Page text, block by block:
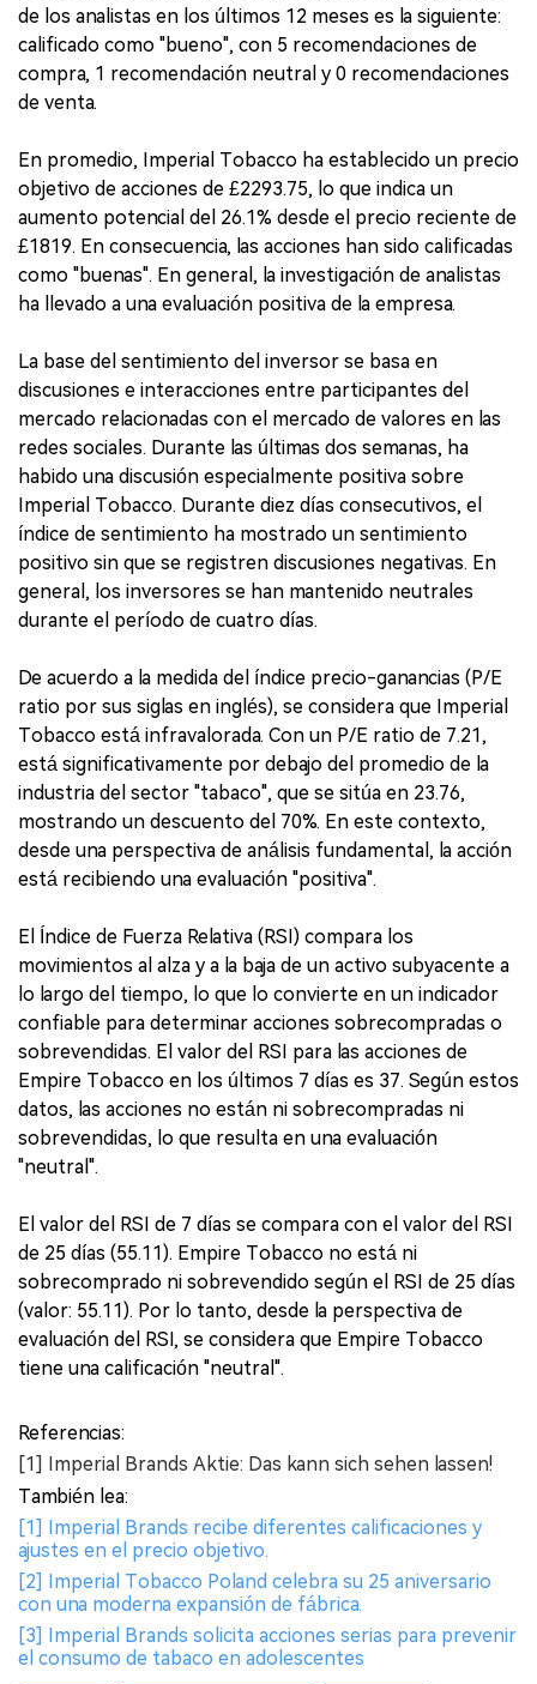
de los analistas en los últimos 12 meses es la siguiente:
calificado como "bueno", con 5 recomendaciones de
compra, 1 recomendación neutral y 0 recomendaciones
de venta.
En promedio, Imperial Tobacco ha establecido un precio
objetivo de acciones de £2293.75, lo que indica un
aumento potencial del 26.1% desde el precio reciente de
£1819. En consecuencia, las acciones han sido calificadas
como "buenas". En general, la investigación de analistas
ha llevado a una evaluación positiva de la empresa.
La base del sentimiento del inversor se basa en
discusiones e interacciones entre participantes del
mercado relacionadas con el mercado de valores en las
redes sociales. Durante las últimas dos semanas, ha
habido una discusión especialmente positiva sobre
Imperial Tobacco. Durante diez días consecutivos, el
índice de sentimiento ha mostrado un sentimiento
positivo sin que se registren discusiones negativas. En
general, los inversores se han mantenido neutrales
durante el período de cuatro días.
De acuerdo a la medida del índice precio-ganancias (P/E
ratio por sus siglas en inglés), se considera que Imperial
Tobacco está infravalorada. Con un P/E ratio de 7.21,
está significativamente por debajo del promedio de la
industria del sector "tabaco", que se sitúa en 23.76,
mostrando un descuento del 70%. En este contexto,
desde una perspectiva de análisis fundamental, la acción
está recibiendo una evaluación "positiva".
El Índice de Fuerza Relativa (RSI) compara los
movimientos al alza y a la baja de un activo subyacente a
lo largo del tiempo, lo que lo convierte en un indicador
confiable para determinar acciones sobrecompradas o
sobrevendidas. El valor del RSI para las acciones de
Empire Tobacco en los últimos 7 días es 37. Según estos
datos, las acciones no están ni sobrecompradas ni
sobrevendidas, lo que resulta en una evaluación
"neutral".
El valor del RSI de 7 días se compara con el valor del RSI
de 25 días (55.11). Empire Tobacco no está ni
sobrecomprado ni sobrevendido según el RSI de 25 días
(valor: 55.11). Por lo tanto, desde la perspectiva de
evaluación del RSI, se considera que Empire Tobacco
tiene una calificación "neutral".
Referencias:
[1] Imperial Brands Aktie: Das kann sich sehen lassen!
También lea:
[1] Imperial Brands recibe diferentes calificaciones y
ajustes en el precio objetivo.
[2] Imperial Tobacco Poland celebra su 25 aniversario
con una moderna expansión de fábrica.
[3] Imperial Brands solicita acciones serias para prevenir
el consumo de tabaco en adolescentes